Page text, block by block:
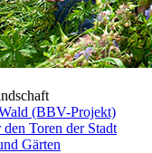
(BBV-Projekt)
Toren der Stadt
Gärten